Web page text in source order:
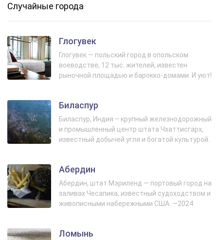
Случайные города
Глогувек
Глогувек — польский город в опольском
воеводстве, 12 тыс. жителей, известен
рыночной площадью и барокко-домами. И уют!
Биласпур
Биласпур, Индия – крупный железнодорожный
и промышленный центр штата Чхаттисгарх,
известный добычей угля и богатой культурой.
Абердин
Абердин, штат Мэриленд — портовый город на
заливах Чесапика, известный судоходством и
живописными набережными США. —2024
Ломынь